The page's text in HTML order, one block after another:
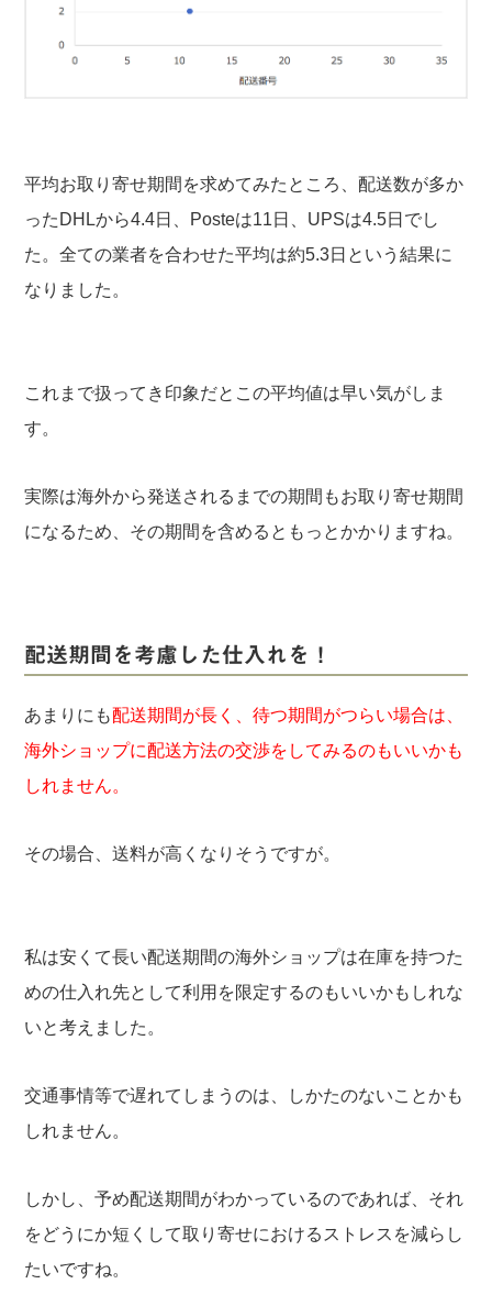
平均お取り寄せ期間を求めてみたところ、配送数が多か
ったDHLから4.4日、Posteは11日、UPSは4.5日でし
た。全ての業者を合わせた平均は約5.3日という結果に
なりました。
これまで扱ってき印象だとこの平均値は早い気がしま
す。
実際は海外から発送されるまでの期間もお取り寄せ期間
になるため、その期間を含めるともっとかかりますね。
配送期間を考慮した仕入れを！
あまりにも配送期間が長く、待つ期間がつらい場合は、
海外ショップに配送方法の交渉をしてみるのもいいかも
しれません。
その場合、送料が高くなりそうですが。
私は安くて長い配送期間の海外ショップは在庫を持つた
めの仕入れ先として利用を限定するのもいいかもしれな
いと考えました。
交通事情等で遅れてしまうのは、しかたのないことかも
しれません。
しかし、予め配送期間がわかっているのであれば、それ
をどうにか短くして取り寄せにおけるストレスを減らし
たいですね。